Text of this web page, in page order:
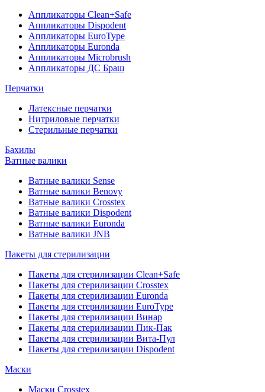
Аппликаторы Clean+Safe
Аппликаторы Dispodent
Аппликаторы EuroType
Аппликаторы Euronda
Аппликаторы Microbrush
Аппликаторы ДС Браш
Перчатки
Латексные перчатки
Нитриловые перчатки
Стерильные перчатки
Бахилы
Ватные валики
Ватные валики Sense
Ватные валики Benovy
Ватные валики Crosstex
Ватные валики Dispodent
Ватные валики Euronda
Ватные валики JNB
Пакеты для стерилизации
Пакеты для стерилизации Clean+Safe
Пакеты для стерилизации Crosstex
Пакеты для стерилизации Euronda
Пакеты для стерилизации EuroType
Пакеты для стерилизации Винар
Пакеты для стерилизации Пик-Пак
Пакеты для стерилизации Вита-Пул
Пакеты для стерилизации Dispodent
Маски
Маски Crosstex